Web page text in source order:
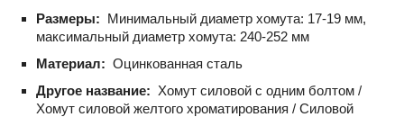
Размеры: Минимальный диаметр хомута: 17-19 мм,
максимальный диаметр хомута: 240-252 мм
Материал: Оцинкованная сталь
Другое название: Хомут силовой с одним болтом /
Хомут силовой желтого хроматирования / Силовой